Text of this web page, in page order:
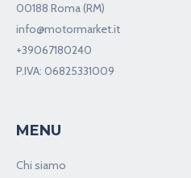
00188 Roma (RM)
info@motormarket.it
+39067180240
P.IVA: 06825331009
MENU
Chi siamo